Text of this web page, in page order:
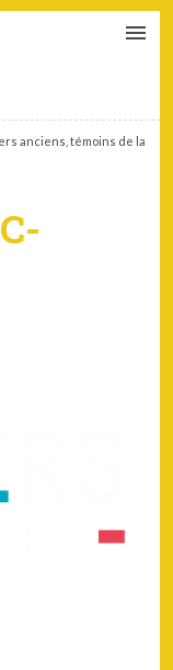
anciens, témoins de la